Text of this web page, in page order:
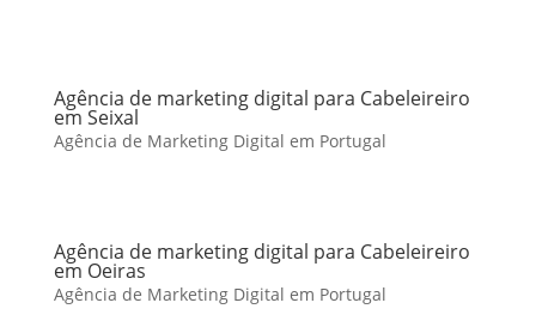
Agência de marketing digital para Cabeleireiro
em Seixal
Agência de Marketing Digital em Portugal
Agência de marketing digital para Cabeleireiro
em Oeiras
Agência de Marketing Digital em Portugal